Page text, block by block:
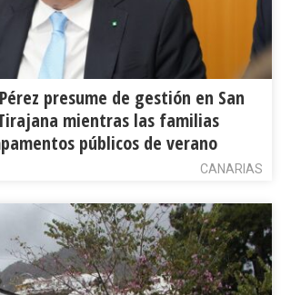
presume de gestión en San
mientras las familias
públicos de verano
CANARIAS